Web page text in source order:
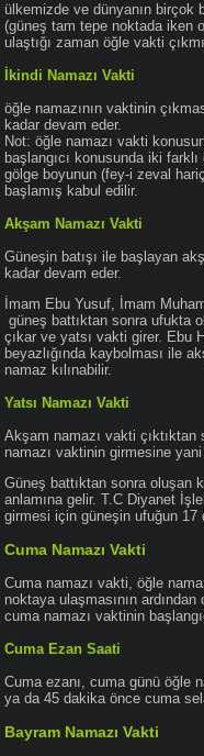
ülkemizde ve dünyanın birçok
(güneş tam tepe noktada iken
ulaştığı zaman öğle vakti
İkindi Namazı Vakti
öğle namazının vaktinin
kadar devam eder.
Not: öğle namazı vakti
başlangıcı konusunda iki
gölge boyunun (fey-i zeval
başlamış kabul edilir.
Akşam Namazı Vakti
Güneşin batışı ile başlayan
kadar devam eder.
İmam Ebu Yusuf, İmam
güneş battıktan sonra ufukta
çıkar ve yatsı vakti girer. Ebu
beyazlığında kaybolması ile
namaz kılınabilir.
Yatsı Namazı Vakti
Akşam namazı vakti
namazı vaktinin girmesine
Güneş battıktan sonra oluşan
anlamına gelir. T.C Diyanet
girmesi için güneşin ufuğun 17
Cuma Namazı Vakti
Cuma namazı vakti, öğle
noktaya ulaşmasının
cuma namazı vaktinin
Cuma Ezan Saati
Cuma ezanı, cuma günü öğle
ya da 45 dakika önce cuma
Bayram Namazı Vakti